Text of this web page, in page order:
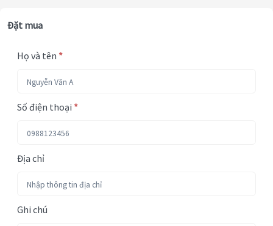
Đặt mua
Họ và tên *
Số điện thoại *
Địa chỉ
Ghi chú